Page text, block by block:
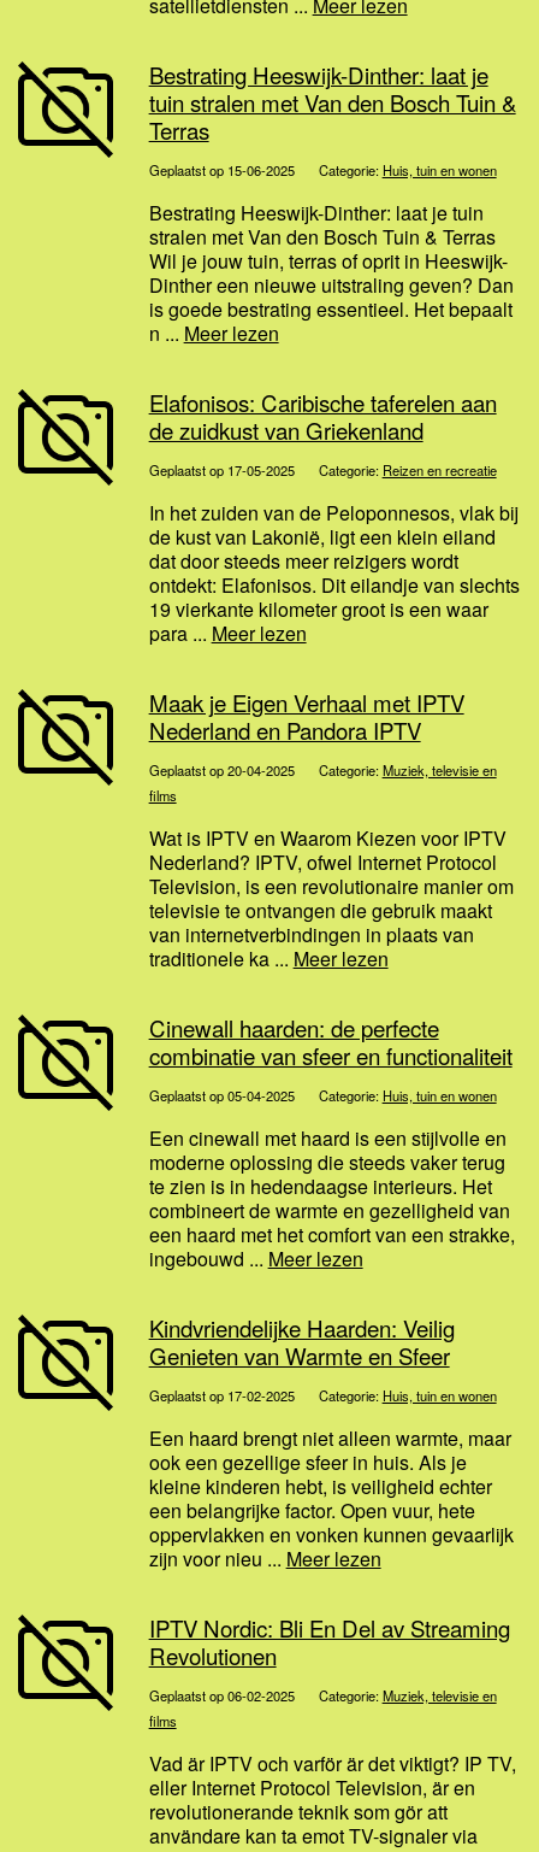
satellietdiensten ... Meer lezen
Bestrating Heeswijk-Dinther: laat je
tuin stralen met Van den Bosch Tuin &
Terras
Geplaatst op 15-06-2025 Categorie: Huis, tuin en wonen
Bestrating Heeswijk-Dinther: laat je tuin
stralen met Van den Bosch Tuin & Terras
Wil je jouw tuin, terras of oprit in Heeswijk-
Dinther een nieuwe uitstraling geven? Dan
is goede bestrating essentieel. Het bepaalt
n ... Meer lezen
Elafonisos: Caribische taferelen aan
de zuidkust van Griekenland
Geplaatst op 17-05-2025 Categorie: Reizen en recreatie
In het zuiden van de Peloponnesos, vlak bij
de kust van Lakonië, ligt een klein eiland
dat door steeds meer reizigers wordt
ontdekt: Elafonisos. Dit eilandje van slechts
19 vierkante kilometer groot is een waar
para ... Meer lezen
Maak je Eigen Verhaal met IPTV
Nederland en Pandora IPTV
Geplaatst op 20-04-2025 Categorie:Muziek, televisie en
films
Wat is IPTV en Waarom Kiezen voor IPTV
Nederland? IPTV, ofwel Internet Protocol
Television, is een revolutionaire manier om
televisie te ontvangen die gebruik maakt
van internetverbindingen in plaats van
traditionele ka ... Meer lezen
Cinewall haarden: de perfecte
combinatie van sfeer en functionaliteit
Geplaatst op 05-04-2025 Categorie: Huis, tuin en wonen
Een cinewall met haard is een stijlvolle en
moderne oplossing die steeds vaker terug
te zien is in hedendaagse interieurs. Het
combineert de warmte en gezelligheid van
een haard met het comfort van een strakke,
ingebouwd ... Meer lezen
Kindvriendelijke Haarden: Veilig
Genieten van Warmte en Sfeer
Geplaatst op 17-02-2025 Categorie: Huis, tuin en wonen
Een haard brengt niet alleen warmte, maar
ook een gezellige sfeer in huis. Als je
kleine kinderen hebt, is veiligheid echter
een belangrijke factor. Open vuur, hete
oppervlakken en vonken kunnen gevaarlijk
zijn voor nieu ... Meer lezen
IPTV Nordic: Bli En Del av Streaming
Revolutionen
Geplaatst op 06-02-2025 Categorie:Muziek, televisie en
films
Vad är IPTV och varför är det viktigt? IP TV,
eller Internet Protocol Television, är en
revolutionerande teknik som gör att
användare kan ta emot TV-signaler via